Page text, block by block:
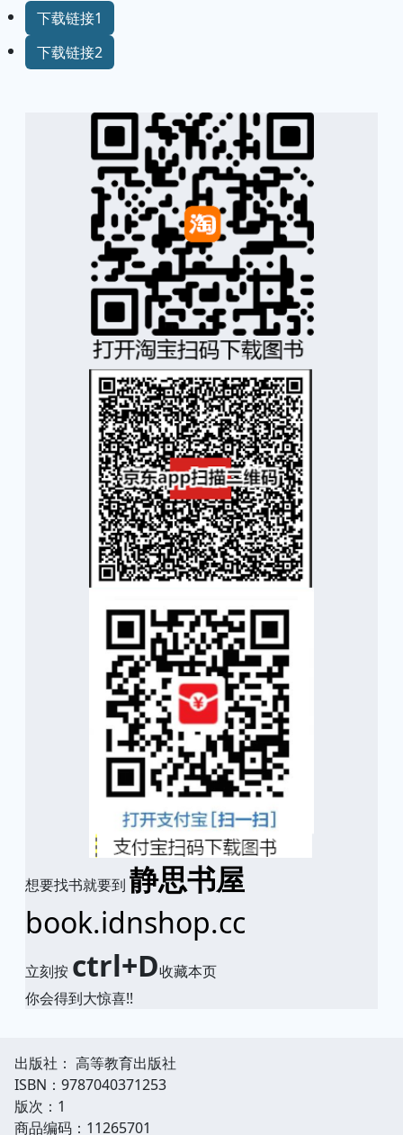
下载链接1
下载链接2
想要找书就要到 静思书屋
book.idnshop.cc
立刻按 ctrl+D收藏本页
你会得到大惊喜!!
出版社： 高等教育出版社
ISBN：9787040371253
版次：1
商品编码：11265701